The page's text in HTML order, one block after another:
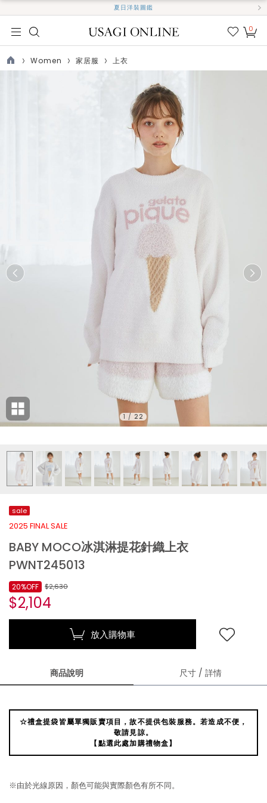
夏日洋裝圖鑑
我的
0
TOP
Women 家居服 上衣
1 / 22
sale
2025 FINAL SALE
BABY MOCO冰淇淋提花針織上衣
PWNT245013
$2,630
$2,104
20%OFF
放入購物車
商品說明 尺寸 / 詳情
☆禮盒提袋皆屬單獨販賣項目，故不提供包裝服務。若造成不便，
敬請見諒。
【點選此處加購禮物盒】
※由於光線原因，顏色可能與實際顏色有所不同。